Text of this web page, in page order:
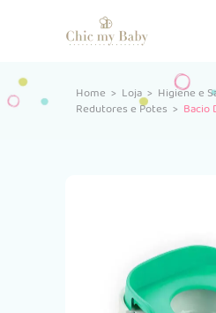
Home > Loja> Higiene e
Redutores e Potes > Bacio